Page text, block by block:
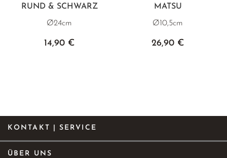
RUND & SCHWARZ
Ø24cm
14,90 €
MATSU
Ø10,5cm
26,90 €
KONTAKT | SERVICE
ÜBER UNS